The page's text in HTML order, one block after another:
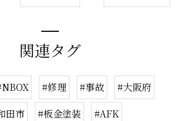
関連タグ
#修理 #事故
#大阪府
田市
#板金塗装 #AFK